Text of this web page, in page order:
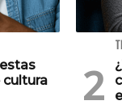
cultura